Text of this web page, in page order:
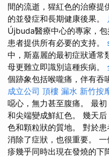
間的流逝，猩紅色的治療提
的並發症和長期健康後果。
Újbuda醫療中心的專家，​​
患者提供所有必要的支持。
中，斯嘉麗的最初症狀通常
母更難立即識別這種疾病。
個跡象包括喉嚨痛，伴有吞
成立公司 頂樓 漏水 新竹按
噁心，無力甚至腹痛。 最
和尖端變成鮮紅色。 幾天
色和顆粒狀的質地。 對於
消除了症狀，也很重要。
疹幾乎同時出現在發燒的下